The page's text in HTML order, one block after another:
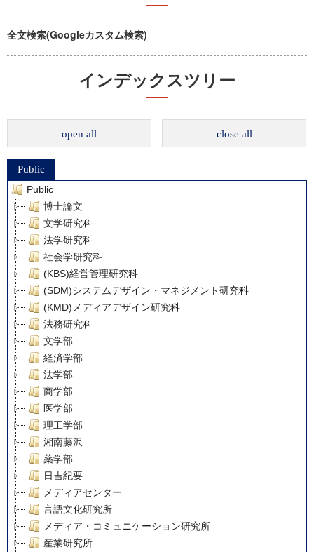
全文検索(Googleカスタム検索)
インデックスツリー
open all close all
Public
Public
博士論文
文学研究科
法学研究科
社会学研究科
(KBS)経営管理研究科
(SDM)システムデザイン・マネジメント研究科
(KMD)メディアデザイン研究科
法務研究科
文学部
経済学部
法学部
商学部
医学部
理工学部
湘南藤沢
薬学部
日吉紀要
メディアセンター
言語文化研究所
メディア・コミュニケーション研究所
産業研究所